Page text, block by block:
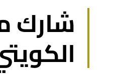
شارك